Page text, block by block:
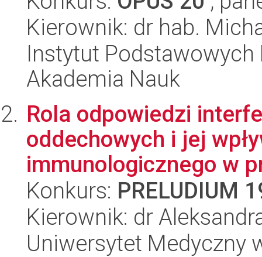
Kierownik: dr hab.
Instytut
Akademia Nauk
Rola odpowiedzi
oddechowych i jej
immunologicznego w
Konkurs: PRELUDIUM
Kierownik: dr
Uniwersytet Medyczny